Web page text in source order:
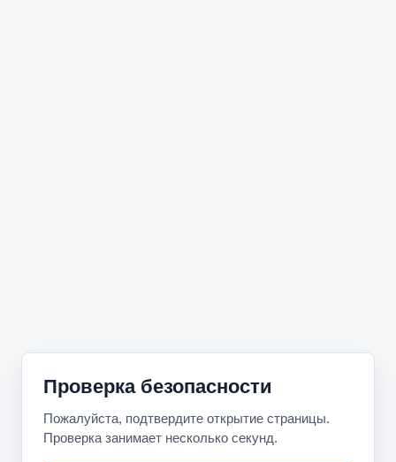
Проверка безопасности
Пожалуйста, подтвердите открытие страницы.
Проверка занимает несколько секунд.